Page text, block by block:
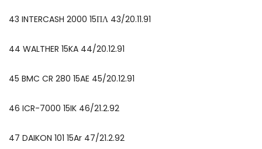
43 INTERCASH 2000 15ΠΛ 43/20.11.91
44 WALTHER 15KA 44/20.12.91
45 BMC CR 280 15AE 45/20.12.91
46 ICR-7000 15IK 46/21.2.92
47 DAIKON 101 15Ar 47/21.2.92